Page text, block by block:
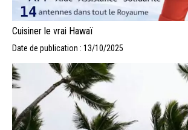
Cuisiner le vrai Hawaï
Date de publication : 13/10/2025